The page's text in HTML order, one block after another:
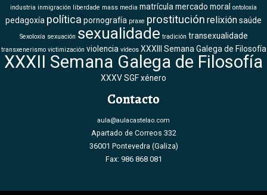
industria inmigración liberdade mass media matrícula mercado moral ontoloxía
pedagoxía política pornografía praxe prostitución relixiónsaúde
Sexoloxía sexuación sexualidade tradición transexualidade
transxenerismo victimización violencia vídeos XXXIII Semana Galega de Filosofía
XXXII Semana Galega de Filosofía
XXXV SGFxénero
Contacto
aula@aulacastelao.com
Apartado de Correos 332
36001 Pontevedra (Galiza)
Fax: 986 868 081